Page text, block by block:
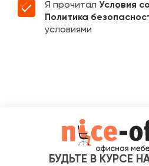
Я прочитал Условия
Политика
условиями
БУДЬТЕ В КУРСЕ